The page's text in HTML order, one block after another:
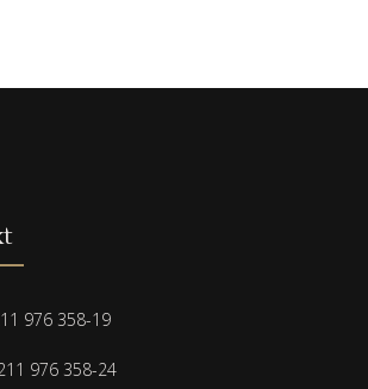
976 358-19
976 358-24